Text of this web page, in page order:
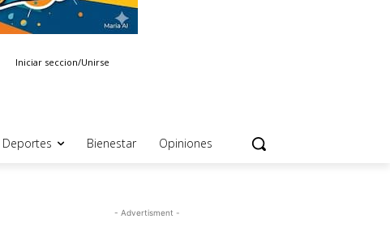
Iniciar seccion/Unirse
Deportes Bienestar Opiniones
- Advertisment -